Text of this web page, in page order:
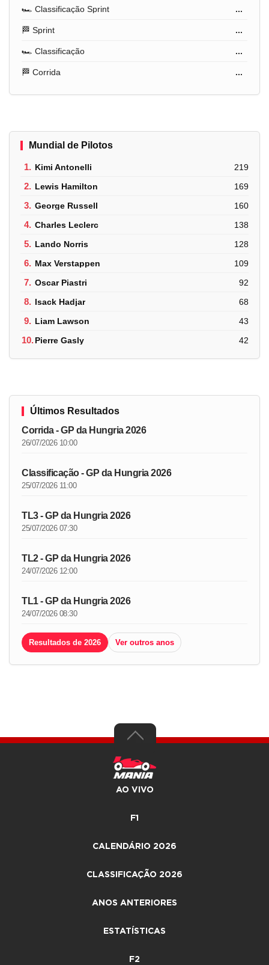
🏎️ Classificação Sprint ...
🏁 Sprint ...
🏎️ Classificação ...
🏁 Corrida ...
Mundial de Pilotos
1. Kimi Antonelli 219
2. Lewis Hamilton 169
3. George Russell 160
4. Charles Leclerc 138
5. Lando Norris 128
6. Max Verstappen 109
7. Oscar Piastri 92
8. Isack Hadjar 68
9. Liam Lawson 43
10.Pierre Gasly 42
Últimos Resultados
Corrida - GP da Hungria 2026
26/07/2026 10:00
Classificação - GP da Hungria 2026
25/07/2026 11:00
TL3 - GP da Hungria 2026
25/07/2026 07:30
TL2 - GP da Hungria 2026
24/07/2026 12:00
TL1 - GP da Hungria 2026
24/07/2026 08:30
Resultados de 2026 Ver outros anos
AO VIVO
F1
CALENDÁRIO 2026
CLASSIFICAÇÃO 2026
ANOS ANTERIORES
ESTATÍSTICAS
F2